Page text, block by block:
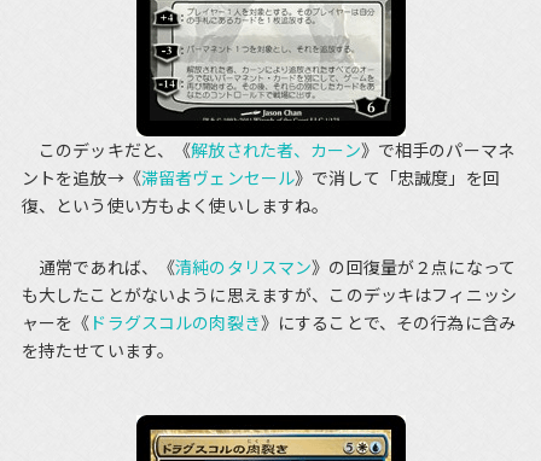
このデッキだと、《解放された者、カーン》で相手のパーマネ
ントを追放→《滞留者ヴェンセール》で消して「忠誠度」を回
復、という使い方もよく使いしますね。
通常であれば、《清純のタリスマン》の回復量が２点になって
も大したことがないように思えますが、このデッキはフィニッシ
ャーを《 ドラグスコルの肉裂き》にすることで、その行為に含み
を持たせています。